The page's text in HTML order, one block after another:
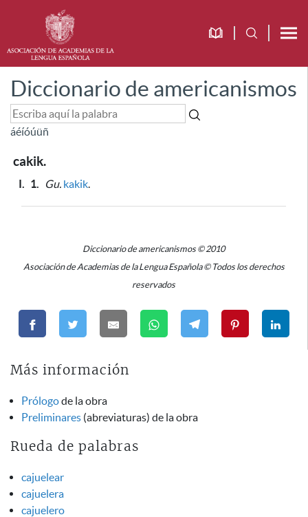
Diccionario de americanismos
áéíóúüñ
cakik.
I. 1. Gu. kakik.
Diccionario de americanismos © 2010
Asociación de Academias de la Lengua Española © Todos los derechos
reservados
Más información
Prólogode la obra
Preliminares (abreviaturas) de la obra
Rueda de palabras
cajuelear
cajuelera
cajuelero